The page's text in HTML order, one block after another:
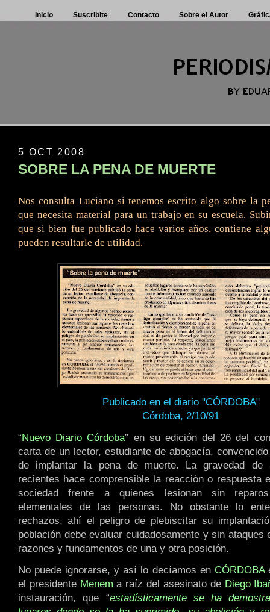
Inicio Suscribite Contacto Sobre el Autor
5 OCT 2008
SOBRE LA PENA DE MUERTE
Nos consulta Luciano si tenemos escrito algo sobre la
que necesita material para un trabajo en su escuela.
que si bien fue publicado hace varios años, contiene
pueden resultarle de utilidad.
Publicado en el diario "CÓRDOBA"
Córdoba, 2/10/91
“Nuevo Diario Córdoba” en su edición del 26 del
carta de un lector, estudiante de abogacía,
de implantar la pena de muerte. La gravedad de
recientes hace comprensible la reacción o respuesta
sociedad frente a quienes lesionan sin
elementales de las personas. No obstante lo
rechazos, ahí el peligro de plebiscitar su
población debe evaluar cuidadosamente y sin ataques
razones y fundamentos de una y otra posición.
No puede ignorarse, y así lo decíamos en CÓRDOBA
el presidente Menem a raíz del asesinato de Diego
instauración, que “estadísticamente se ha